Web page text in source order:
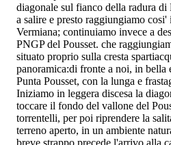
diagonale sul fianco della radura
a salire e presto raggiungiamo
Vermiana; continuiamo invece a
PNGP del Pousset. che
situato proprio sulla cresta
panoramica:di fronte a noi, in bella
Punta Pousset, con la lunga e
Iniziamo in leggera discesa la
toccare il fondo del vallone del
torrentelli, per poi riprendere la
terreno aperto, in un ambiente
breve strappo precede l'arrivo alla